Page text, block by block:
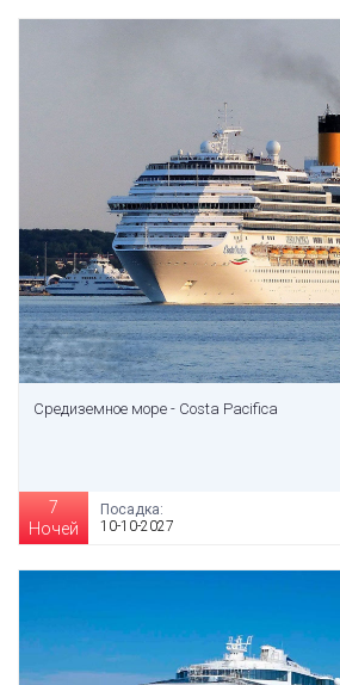
Средиземное море - Costa Pacifica
7
Ночей
Посадка:
10-10-2027